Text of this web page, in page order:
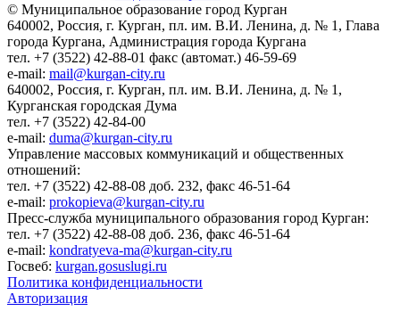
© Муниципальное образование город Курган
640002, Россия, г. Курган, пл. им. В.И. Ленина, д. № 1, Глава
города Кургана, Администрация города Кургана
тел. +7 (3522) 42-88-01 факс (автомат.) 46-59-69
e-mail: mail@kurgan-city.ru
640002, Россия, г. Курган, пл. им. В.И. Ленина, д. № 1,
Курганская городская Дума
тел. +7 (3522) 42-84-00
e-mail: duma@kurgan-city.ru
Управление массовых коммуникаций и общественных
отношений:
тел. +7 (3522) 42-88-08 доб. 232, факс 46-51-64
e-mail: prokopieva@kurgan-city.ru
Пресс-служба муниципального образования город Курган:
тел. +7 (3522) 42-88-08 доб. 236, факс 46-51-64
e-mail: kondratyeva-ma@kurgan-city.ru
Госвеб: kurgan.gosuslugi.ru
Политика конфиденциальности
Авторизация